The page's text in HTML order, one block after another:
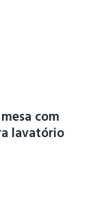
com
lavatório